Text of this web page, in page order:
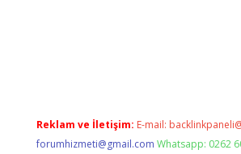
Reklam ve İletişim: E-mail:
forumhizmeti@gmail.com Whatsapp: 0262